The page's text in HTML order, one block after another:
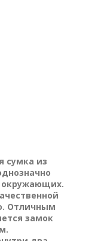
сумка из
Отличным
замок